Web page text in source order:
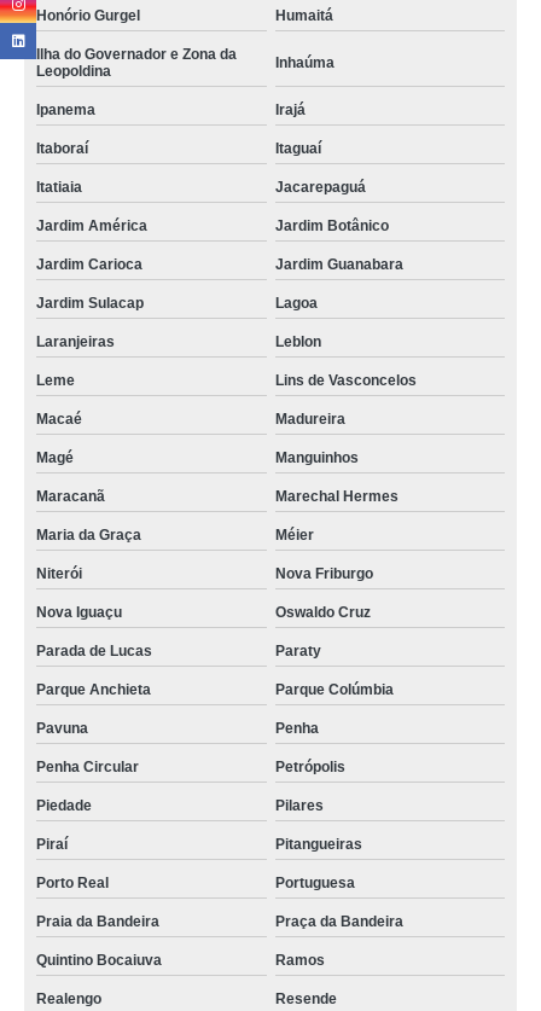
Honório Gurgel Humaitá
Ilha do Governador e Zona da
Leopoldina
Inhaúma
Ipanema Irajá
Itaboraí Itaguaí
Itatiaia Jacarepaguá
Jardim América Jardim Botânico
Jardim Carioca Jardim Guanabara
Jardim Sulacap Lagoa
Laranjeiras Leblon
Leme Lins de Vasconcelos
Macaé Madureira
Magé Manguinhos
Maracanã Marechal Hermes
Maria da Graça Méier
Niterói Nova Friburgo
Nova Iguaçu Oswaldo Cruz
Parada de Lucas Paraty
Parque Anchieta Parque Colúmbia
Pavuna Penha
Penha Circular Petrópolis
Piedade Pilares
Piraí Pitangueiras
Porto Real Portuguesa
Praia da Bandeira Praça da Bandeira
Quintino Bocaiuva Ramos
Realengo Resende